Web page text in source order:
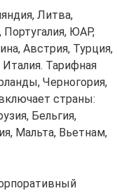
Литва,
ЮАР,
Австрия, Турция,
Тарифная
Черногория,
страны:
Бельгия,
Мальта, Вьетнам,